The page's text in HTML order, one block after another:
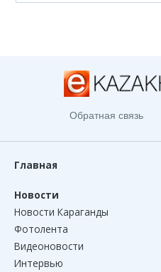
Обратная связь
Главная
Новости
Новости Караганды
Фотолента
Видеоновости
Интервью